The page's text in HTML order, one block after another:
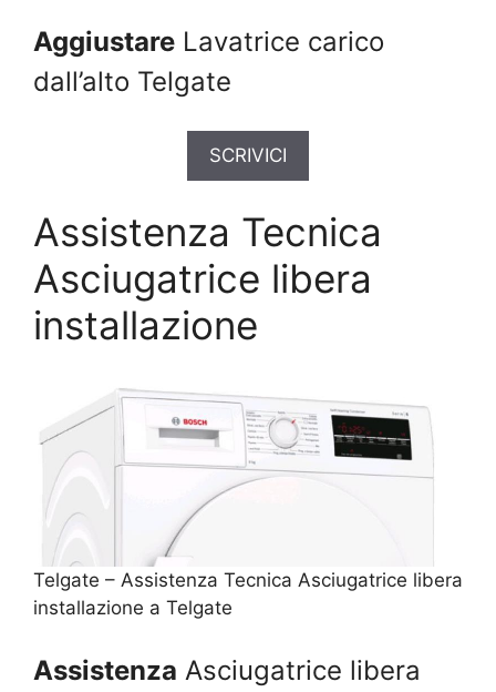
Aggiustare Lavatrice carico
dall’alto Telgate
SCRIVICI
Assistenza Tecnica
Asciugatrice libera
installazione
Telgate – Assistenza Tecnica Asciugatrice libera
installazione a Telgate
Assistenza Asciugatrice libera